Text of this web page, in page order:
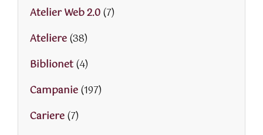
Atelier Web 2.0(7)
Ateliere(38)
Biblionet(4)
Campanie(197)
Cariere(7)